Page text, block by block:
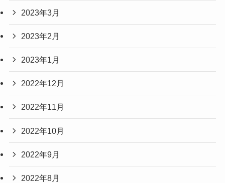
2023年3月
2023年2月
2023年1月
2022年12月
2022年11月
2022年10月
2022年9月
2022年8月